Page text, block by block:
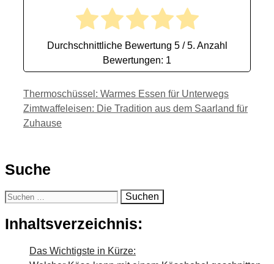
Durchschnittliche Bewertung 5/ 5. Anzahl
Bewertungen: 1
Thermoschüssel: Warmes Essen für Unterwegs
Zimtwaffeleisen: Die Tradition aus dem Saarland für
Zuhause
Suche
Suchen
Inhaltsverzeichnis:
Das Wichtigste in Kürze: